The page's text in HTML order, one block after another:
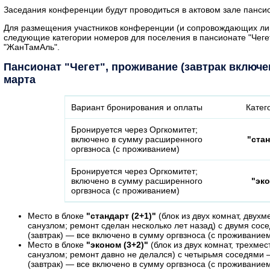
Заседания конференции будут проводиться в актовом зале
Для размещения участников конференции (и сопровождающих
следующие категории номеров для поселения в пансионате
"ЖанТамАль".
Пансионат "Чегет", проживание (завтрак
марта
Вариант бронирования и оплаты
Бронируется через Оргкомитет;
включено в сумму расширенного
оргвзноса (с проживанием)
Бронируется через Оргкомитет;
включено в сумму расширенного
оргвзноса (с проживанием)
Место в блоке "стандарт (2+1)" (блок из двух комнат,
санузлом; ремонт сделан несколько лет назад) с двумя
(завтрак) — все включено в сумму оргвзноса (с
Место в блоке "эконом (3+2)" (блок из двух комнат,
санузлом; ремонт давно не делался) с четырьмя
(завтрак) — все включено в сумму оргвзноса (с